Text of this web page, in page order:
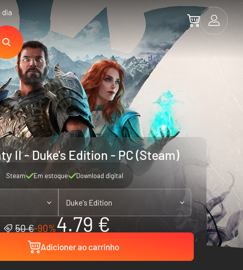
dia
II - Duke's Edition - PC (Steam)
Steam Em estoque Download digital
Duke's Edition
50 €-90%4.79 €
Adicioner ao carrinho